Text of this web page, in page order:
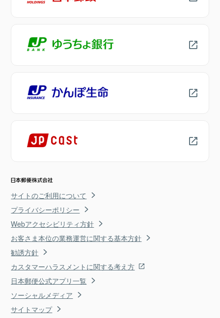
サイトのご利用について
プライバシーポリシー
Webアクセシビリティ方針
お客さま本位の業務運営に関する基本方針
勧誘方針
カスタマーハラスメントに関する考え方
日本郵便公式アプリ一覧
ソーシャルメディア
サイトマップ